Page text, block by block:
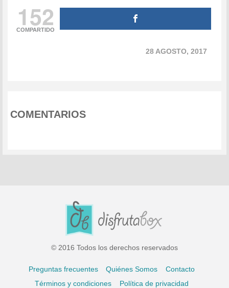
152
COMPARTIDO
28 AGOSTO, 2017
COMENTARIOS
© 2016 Todos los derechos reservados
Preguntas frecuentes Quiénes Somos
Contacto
Términos y condiciones
Política de privacidad